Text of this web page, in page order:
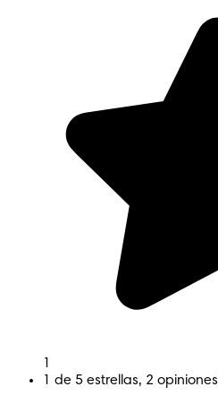
AJUSTE EXTRA SUAVE
1
1 de 5 estrellas, 2 opiniones